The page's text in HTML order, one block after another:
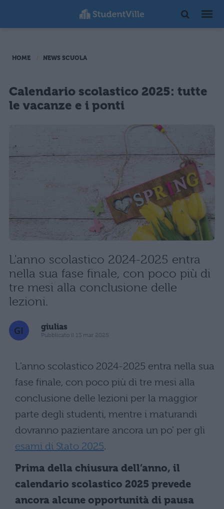
HOME NEWS SCUOLA
Calendario scolastico 2025: tutte
le vacanze e i ponti
L'anno scolastico 2024-2025 entra
nella sua fase finale, con poco più di
tre mesi alla conclusione delle
lezioni.
giulias
Pubblicato il 13 mar 2025
L’anno scolastico 2024-2025 entra nella sua
fase finale, con poco più di tre mesi alla
conclusione delle lezioni per la maggior
parte degli studenti, mentre i maturandi
dovranno pazientare ancora un po’ per gli
esami di Stato 2025.
Prima della chiusura dell’anno, il
calendario scolastico 2025 prevede
ancora alcune opportunità di pausa